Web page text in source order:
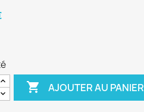
 AJOUTER AU PANIER